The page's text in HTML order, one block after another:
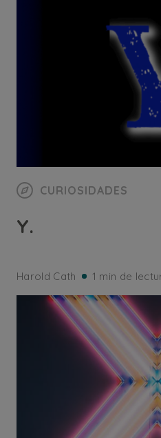
CURIOSIDADES
Y.
Harold Cath 1 min de